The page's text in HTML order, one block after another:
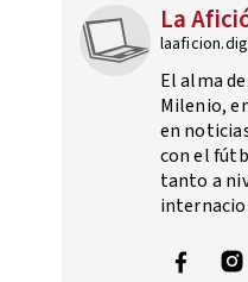
La
El alma
Milenio,
en
con el
tanto a